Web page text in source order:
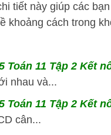
tiết này giúp các
khoảng cách trong
Toán 11 Tập 2 Kết
nhau và...
Toán 11 Tập 2 Kết
cân...